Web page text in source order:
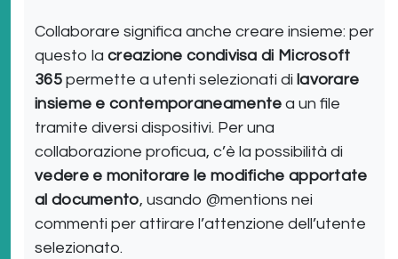
Collaborare significa anche creare insieme: per
questo la creazione condivisa di Microsoft
365permette a utenti selezionati di lavorare
insieme e contemporaneamente a un file
tramite diversi dispositivi. Per una
collaborazione proficua, c’è la possibilità di
vedere e monitorare le modifiche apportate
al documento, usando @mentions nei
commenti per attirare l’attenzione dell’utente
selezionato.